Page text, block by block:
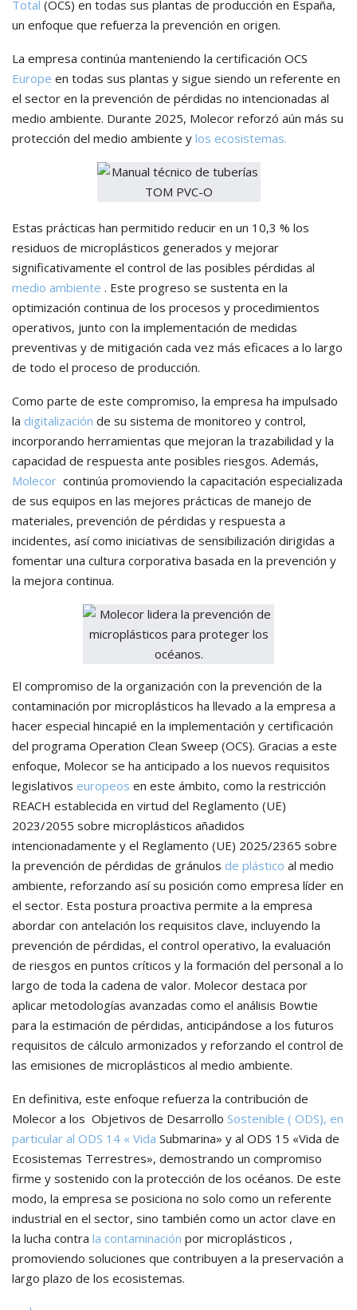
Total (OCS) en todas sus plantas de producción en España,
un enfoque que refuerza la prevención en origen.
La empresa continúa manteniendo la certificación OCS
Europe en todas sus plantas y sigue siendo un referente en
el sector en la prevención de pérdidas no intencionadas al
medio ambiente. Durante 2025, Molecor reforzó aún más su
protección del medio ambiente y los ecosistemas.
Estas prácticas han permitido reducir en un 10,3 % los
residuos de microplásticos generados y mejorar
significativamente el control de las posibles pérdidas al
medio ambiente . Este progreso se sustenta en la
optimización continua de los procesos y procedimientos
operativos, junto con la implementación de medidas
preventivas y de mitigación cada vez más eficaces a lo largo
de todo el proceso de producción.
Como parte de este compromiso, la empresa ha impulsado
la digitalización de su sistema de monitoreo y control,
incorporando herramientas que mejoran la trazabilidad y la
capacidad de respuesta ante posibles riesgos. Además,
Molecor continúa promoviendo la capacitación especializada
de sus equipos en las mejores prácticas de manejo de
materiales, prevención de pérdidas y respuesta a
incidentes, así como iniciativas de sensibilización dirigidas a
fomentar una cultura corporativa basada en la prevención y
la mejora continua.
El compromiso de la organización con la prevención de la
contaminación por microplásticos ha llevado a la empresa a
hacer especial hincapié en la implementación y certificación
del programa Operation Clean Sweep (OCS). Gracias a este
enfoque, Molecor se ha anticipado a los nuevos requisitos
legislativos europeos en este ámbito, como la restricción
REACH establecida en virtud del Reglamento (UE)
2023/2055 sobre microplásticos añadidos
intencionadamente y el Reglamento (UE) 2025/2365 sobre
la prevención de pérdidas de gránulos de plástico al medio
ambiente, reforzando así su posición como empresa líder en
el sector. Esta postura proactiva permite a la empresa
abordar con antelación los requisitos clave, incluyendo la
prevención de pérdidas, el control operativo, la evaluación
de riesgos en puntos críticos y la formación del personal a lo
largo de toda la cadena de valor. Molecor destaca por
aplicar metodologías avanzadas como el análisis Bowtie
para la estimación de pérdidas, anticipándose a los futuros
requisitos de cálculo armonizados y reforzando el control de
las emisiones de microplásticos al medio ambiente.
En definitiva, este enfoque refuerza la contribución de
Molecor a los Objetivos de Desarrollo Sostenible ( ODS), en
particular al ODS 14 « Vida Submarina» y al ODS 15 «Vida de
Ecosistemas Terrestres», demostrando un compromiso
firme y sostenido con la protección de los océanos. De este
modo, la empresa se posiciona no solo como un referente
industrial en el sector, sino también como un actor clave en
la lucha contra la contaminación por microplásticos ,
promoviendo soluciones que contribuyen a la preservación a
largo plazo de los ecosistemas.